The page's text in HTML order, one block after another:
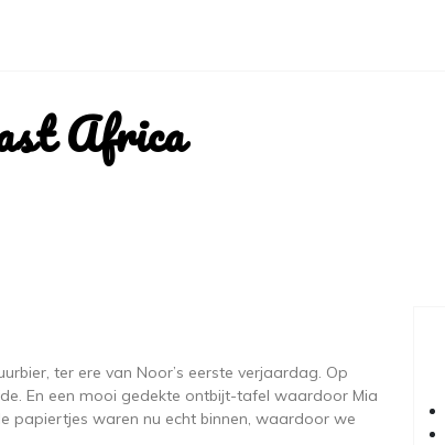
Africa
ter ere van Noor’s eerste verjaardag. Op
En een mooi gedekte ontbijt-tafel waardoor Mia
papiertjes waren nu echt binnen, waardoor we